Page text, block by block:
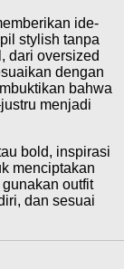
ide-
stylish tanpa
dari oversized
dengan
bahwa
menjadi
bold, inspirasi
menciptakan
outfit
dan sesuai